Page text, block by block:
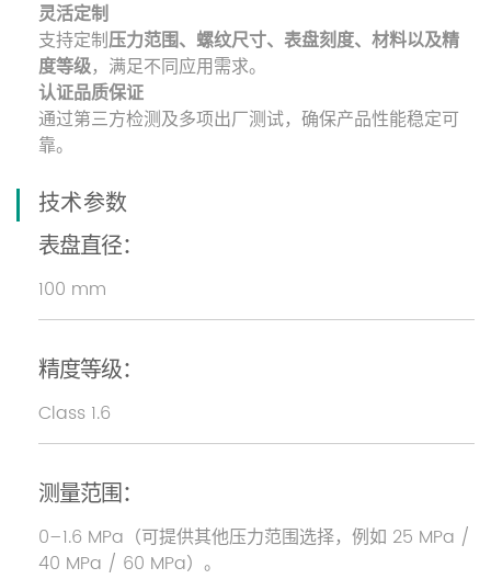
灵活定制
支持定制压力范围、螺纹尺寸、表盘刻度、材料以及精
度等级，满足不同应用需求。
认证品质保证
通过第三方检测及多项出厂测试，确保产品性能稳定可
靠。
技术参数
表盘直径：
100 mm
精度等级：
Class 1.6
测量范围：
0–1.6 MPa（可提供其他压力范围选择，例如 25 MPa /
40 MPa / 60 MPa）。